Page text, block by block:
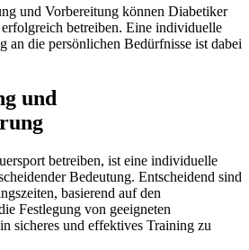
und Vorbereitung können Diabetiker
betreiben. Eine individuelle
an die persönlichen Bedürfnisse ist dabei
und
betreiben, ist eine individuelle
Bedeutung. Entscheidend sind
basierend auf den
Festlegung von geeigneten
sicheres und effektives Training zu